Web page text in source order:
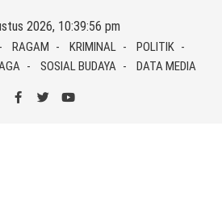
2026, 10:39:56 pm
RAGAM KRIMINAL
POLITIK
SOSIAL BUDAYA DATA MEDIA